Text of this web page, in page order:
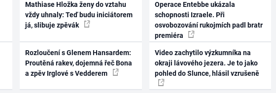
Mathiase Hložka ženy do vztahu
vždy uhnaly: Teď budu iniciátorem
já, slibuje zpěvák
Rozloučení s Glenem Hansardem:
Proutěná rakev, dojemná řeč Bona
a zpěv Irglové s Vedderem
Operace Entebbe ukázala
schopnosti Izraele. Při
osvobozování rukojmích padl bratr
premiéra
Video zachytilo výzkumníka na
okraji lávového jezera. Je to jako
pohled do Slunce, hlásil vzrušeně